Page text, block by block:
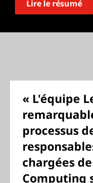
Lire le résumé
« L'équipe
processus
chargées
Computing